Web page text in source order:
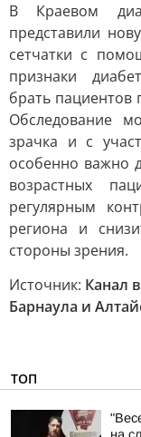
В Краевом
представили
сетчатки с
признаки
брать пациентов
Обследование
зрачка и с
особенно важно
возрастных
регулярным
региона и
стороны зрения.
Источник: Канал
Барнаула и
ТОП